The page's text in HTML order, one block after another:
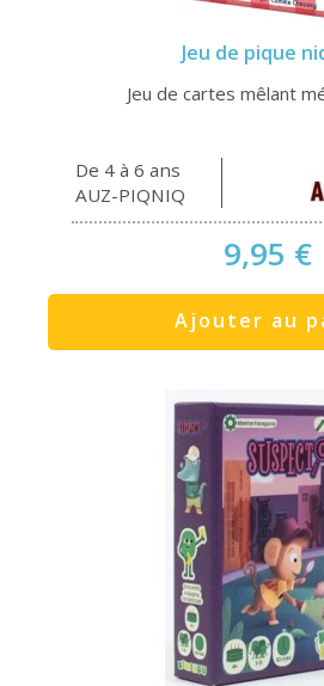
Jeu de pique
Jeu de cartes mêlant
De 4 à 6 ans
AUZ-PIQNIQ
9,95 €
Ajouter au